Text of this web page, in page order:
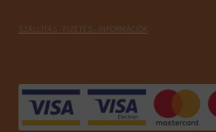
SZÁLLÍTÁS - FIZETÉS - INFORMÁCIÓK